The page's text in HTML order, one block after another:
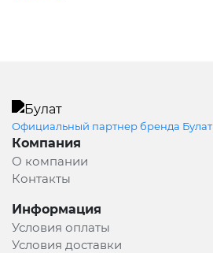
Официальный партнер бренда Булат
Компания
О компании
Контакты
Информация
Условия оплаты
Условия доставки